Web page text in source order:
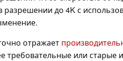
разрешении до 4K с
отражает
требовательные или старые